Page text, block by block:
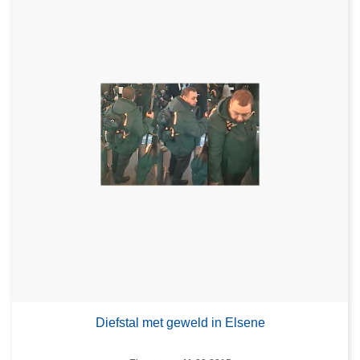
Diefstal met geweld in Elsene